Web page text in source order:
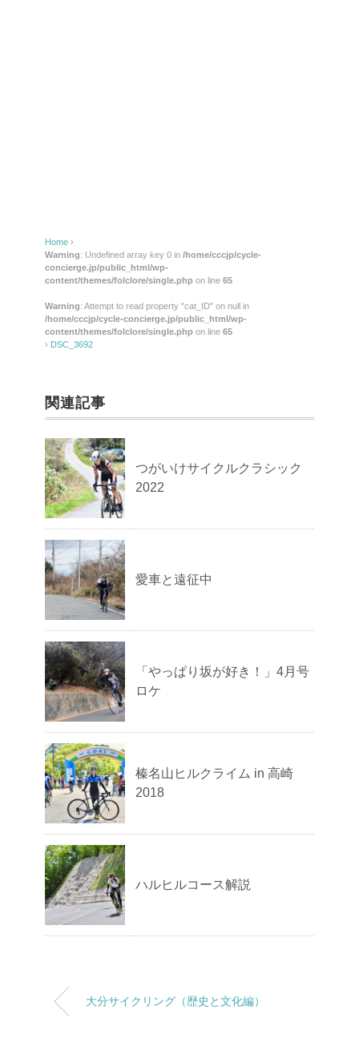
Home ›
Warning: Undefined array key 0 in /home/cccjp/cycle-
concierge.jp/public_html/wp-
content/themes/folclore/single.php on line 65
Warning: Attempt to read property "cat_ID" on null in
/home/cccjp/cycle-concierge.jp/public_html/wp-
content/themes/folclore/single.php on line 65
› DSC_3692
関連記事
つがいけサイクルクラシック
2022
愛車と遠征中
「やっぱり坂が好き！」4月号
ロケ
榛名山ヒルクライム in 高崎
2018
ハルヒルコース解説
大分サイクリング（歴史と文化編）